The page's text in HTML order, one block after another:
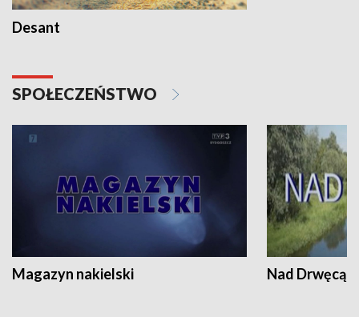
Desant
SPOŁECZEŃSTWO
Magazyn nakielski Nad Drwęcą